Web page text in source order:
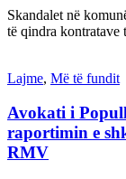
Skandalet në
të qindra
Lajme, Më të fundit
Avokati i
raportimin e
RMV